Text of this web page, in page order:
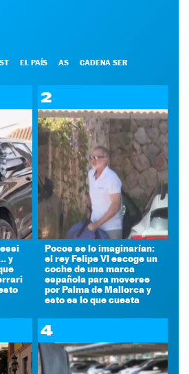
EL PAÍS AS CADENA SER
y
2
Pocos se lo imaginarían:
el rey Felipe VI escoge un
coche de una marca
española para moverse
por Palma de Mallorca y
esto es lo que cuesta
4